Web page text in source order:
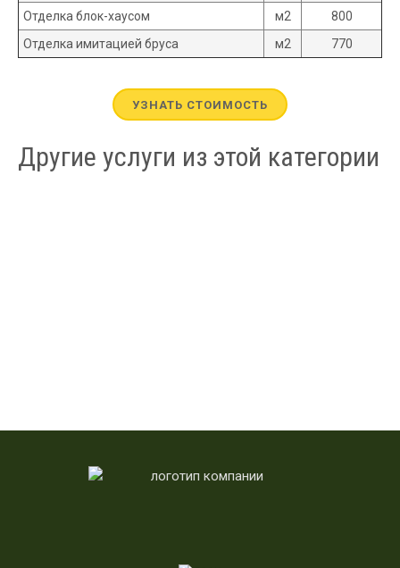
Отделка блок-хаусом м2
800
Отделка имитацией бруса
м2 770
УЗНАТЬ СТОИМОСТЬ
Другие услуги из этой категории